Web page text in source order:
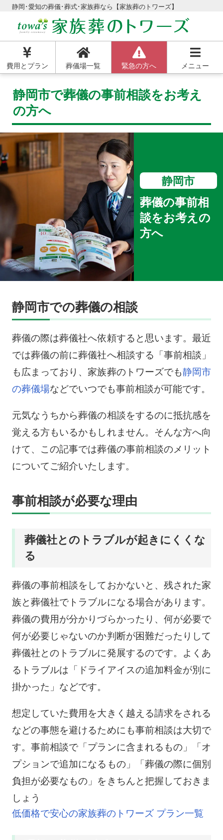
静岡･愛知の葬儀･葬式･家族葬なら【家族葬のトワーズ】
費用とプラン 葬儀場一覧 緊急の方へ メニュー
静岡市で葬儀の事前相談をお考え
の方へ
静岡市
葬儀の事前相
談をお考えの
方へ
静岡市での葬儀の相談
葬儀の際は葬儀社へ依頼すると思います。最近
では葬儀の前に葬儀社へ相談する「事前相談」
も広まっており、家族葬のトワーズでも静岡市
の葬儀場などでいつでも事前相談が可能です。
元気なうちから葬儀の相談をするのに抵抗感を
覚える方もいるかもしれません。そんな方へ向
けて、この記事では葬儀の事前相談のメリット
についてご紹介いたします。
事前相談が必要な理由
葬儀社とのトラブルが起きにくくな
る
葬儀の事前相談をしておかないと、残された家
族と葬儀社でトラブルになる場合があります。
葬儀の費用が分かりづらかったり、何が必要で
何が必要じゃないのか判断が困難だったりして
葬儀社とのトラブルに発展するのです。よくあ
るトラブルは「ドライアイスの追加料金が別に
掛かった」などです。
想定していた費用を大きく越える請求をされる
などの事態を避けるためにも事前相談は大切で
す。事前相談で「プランに含まれるもの」「オ
プションで追加になるもの」「葬儀の際に個別
負担が必要なもの」をきちんと把握しておきま
しょう
低価格で安心の家族葬のトワーズ プラン一覧